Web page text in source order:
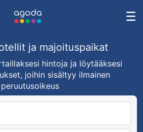
ja majoituspaikat
hintoja ja löytääksesi
joihin sisältyy ilmainen
peruutusoikeus